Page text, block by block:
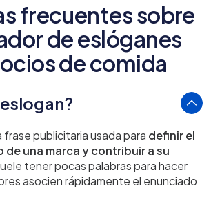
frecuentes sobre
de eslóganes
de comida
frase publicitaria usada para definir el
una marca y contribuir a su
tener pocas palabras para hacer
asocien rápidamente el enunciado